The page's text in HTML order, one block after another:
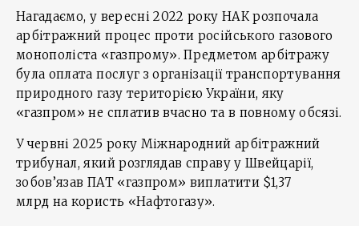
Нагадаємо, у вересні 2022 року НАК розпочала
арбітражний процес проти російського газового
монополіста «газпрому». Предметом арбітражу
була оплата послуг з організації транспортування
природного газу територією України, яку
«газпром» не сплатив вчасно та в повному обсязі.
У червні 2025 року Міжнародний арбітражний
трибунал, який розглядав справу у Швейцарії,
зобов’язав ПАТ «газпром» виплатити $1,37
млрд на користь «Нафтогазу».